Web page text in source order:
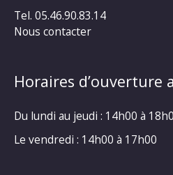
Tel. 05.46.90.83.14
Nous contacter
Horaires d’ouverture
Du lundi au jeudi : 14h00 à
Le vendredi : 14h00 à 17h00